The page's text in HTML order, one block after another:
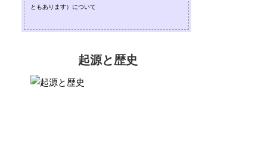
ともあります）について
起源と歴史